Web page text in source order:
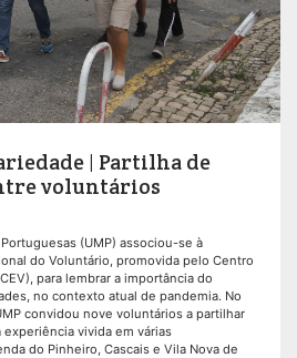
| Partilha de
voluntários
(UMP) associou-se à
do Voluntário, promovida pelo Centro
para lembrar a importância do
no contexto atual de pandemia. No
convidou nove voluntários a partilhar
vivida em várias
do Pinheiro, Cascais e Vila Nova de